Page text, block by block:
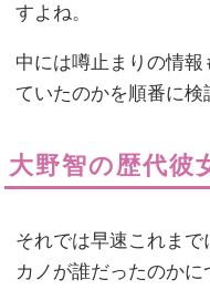
すよね。
中には噂止まりの情
ていたのかを順番に検
大野智の歴代彼
それでは早速これま
カノが誰だったのか